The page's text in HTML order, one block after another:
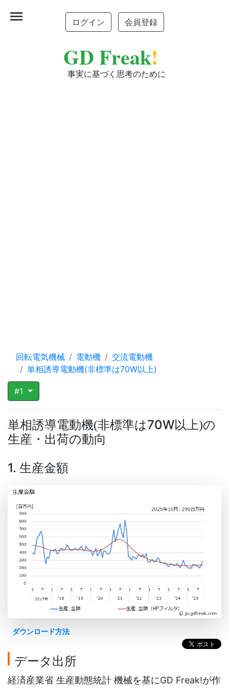
ログイン 会員登録
GD Freak!
事実に基づく思考のために
menu
回転電気機械 電動機
交流電動機
単相誘導電動機(非標準は70W以上)
#1
単相誘導電動機(非標準は70W以上)の
生産・出荷の動向
1. 生産金額
ダウンロード方法
データ出所
経済産業省 生産動態統計 機械を基にGD Freak!が作